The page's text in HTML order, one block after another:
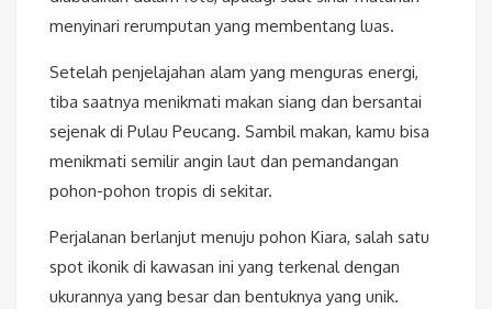
menyinari rerumputan yang membentang luas.
Setelah penjelajahan alam yang menguras energi,
tiba saatnya menikmati makan siang dan bersantai
sejenak di Pulau Peucang. Sambil makan, kamu bisa
menikmati semilir angin laut dan pemandangan
pohon-pohon tropis di sekitar.
Perjalanan berlanjut menuju pohon Kiara, salah satu
spot ikonik di kawasan ini yang terkenal dengan
ukurannya yang besar dan bentuknya yang unik.